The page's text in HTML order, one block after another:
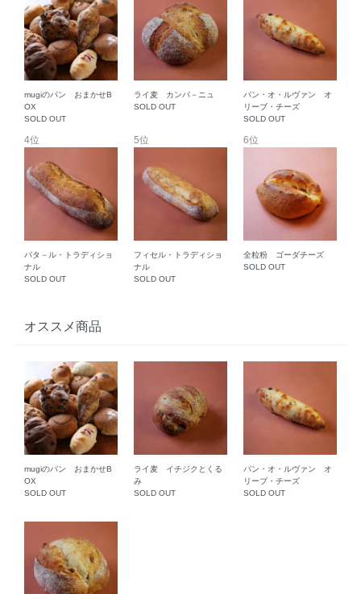
mugiのパン おまかせB
OX
SOLD OUT
ライ麦 カンパ－ニュ
SOLD OUT
パン・オ・ルヴァン オ
リーブ・チーズ
SOLD OUT
4位
バタ－ル・トラディショ
ナル
SOLD OUT
5位
フィセル・トラディショ
ナル
SOLD OUT
6位
全粒粉 ゴーダチーズ
SOLD OUT
オススメ商品
mugiのパン おまかせB
OX
SOLD OUT
ライ麦 イチジクとくる
み
SOLD OUT
パン・オ・ルヴァン オ
リーブ・チーズ
SOLD OUT